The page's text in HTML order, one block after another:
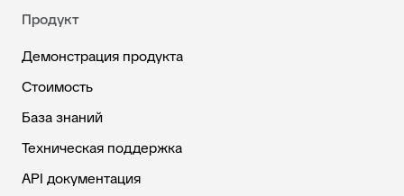
Продукт
Демонстрация продукта
Стоимость
База знаний
Техническая поддержка
API документация